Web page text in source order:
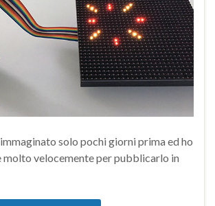
solo pochi giorni prima ed ho
velocemente per pubblicarlo in